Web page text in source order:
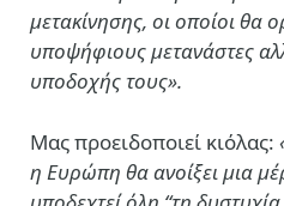
μετακίνησης, οι οποίοι θα
υποψήφιους μετανάστες
υποδοχής τους».
Μας προειδοποιεί κιόλας:
η Ευρώπη θα ανοίξει μια